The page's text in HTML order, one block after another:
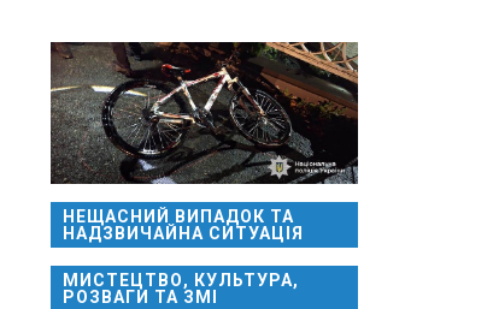
НЕЩАСНИЙ ВИПАДОК ТА
НАДЗВИЧАЙНА СИТУАЦІЯ
МИСТЕЦТВО, КУЛЬТУРА,
РОЗВАГИ ТА ЗМІ